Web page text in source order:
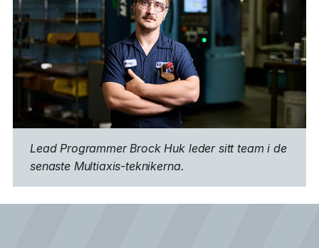
Lead Programmer Brock Huk leder sitt team i de
senaste Multiaxis-teknikerna.